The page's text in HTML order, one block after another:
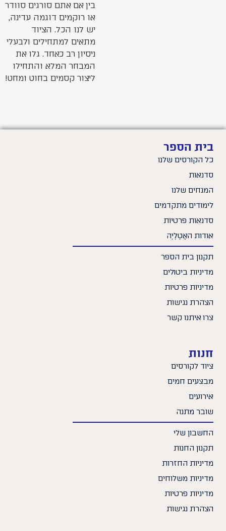
בין אם אתם סורגים סוודר
או רוקמים דוגמה עדינה,
יש לנו הכל. הציוד
מתאים למתחילים ולבעלי
ניסיון רב כאחד. גלו את
המבחר המלא והתחילו
ליצור קסמים בחוט ומחט!
בית הספר
כל הקורסים שלנו
סדנאות
המנחים שלנו
לימודים מתקדמים
סדנאות פרטיות
אודות האָטֶלְיֶה
תקנון בית הספר
מדיניות ביטולים
מדיניות פרטיות
הצהרת נגישות
צרו איתנו קשר
חנות
ציוד לקורסים
מבצעים חמים
אירועים
שובר מתנה
החשבון שלי
תקנון החנות
מדיניות החזרות
מדיניות משלוחים
מדיניות פרטיות
הצהרת נגישות